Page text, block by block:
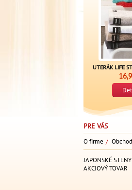
UTERÁK LIFE
PRE VÁS
O firme /
JAPONSKÉ STENY
AKCIOVÝ TOVAR